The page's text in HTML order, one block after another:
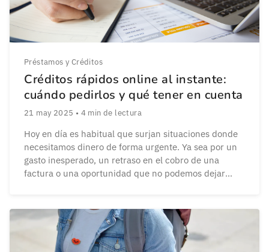
Préstamos y Créditos
Créditos rápidos online al instante:
cuándo pedirlos y qué tener en cuenta
21 may 2025 • 4 min de lectura
Hoy en día es habitual que surjan situaciones donde
necesitamos dinero de forma urgente. Ya sea por un
gasto inesperado, un retraso en el cobro de una
factura o una oportunidad que no podemos dejar
al instante se han […]